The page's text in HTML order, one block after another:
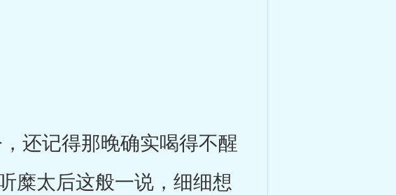
记得那晚确实喝得不醒
糜太后这般一说，细细想